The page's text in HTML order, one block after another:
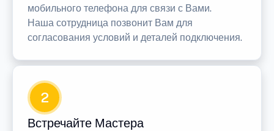
мобильного телефона для связи с Вами.
Наша сотрудница позвонит Вам для
согласования условий и деталей подключения.
2
Встречайте Мастера